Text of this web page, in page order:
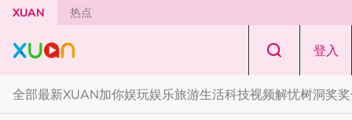
Skip to main content
XUAN 热点
登入
全部最新XUAN加你娱玩娱乐旅游生活科技视频解忧树洞奖